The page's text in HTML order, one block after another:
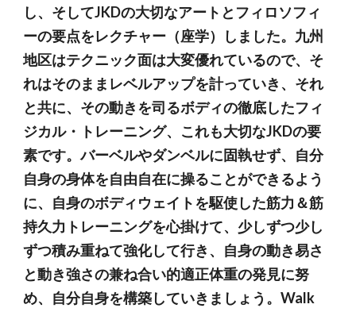
し、そしてJKDの大切なアートとフィロソフィ
ーの要点をレクチャー（座学）しました。九州
地区はテクニック面は大変優れているので、そ
れはそのままレベルアップを計っていき、それ
と共に、その動きを司るボディの徹底したフィ
ジカル・トレーニング、これも大切なJKDの要
素です。バーベルやダンベルに固執せず、自分
自身の身体を自由自在に操ることができるよう
に、自身のボディウェイトを駆使した筋力＆筋
持久力トレーニングを心掛けて、少しずつ少し
ずつ積み重ねて強化して行き、自身の動き易さ
と動き強さの兼ね合い的適正体重の発見に努
め、自分自身を構築していきましょう。Walk